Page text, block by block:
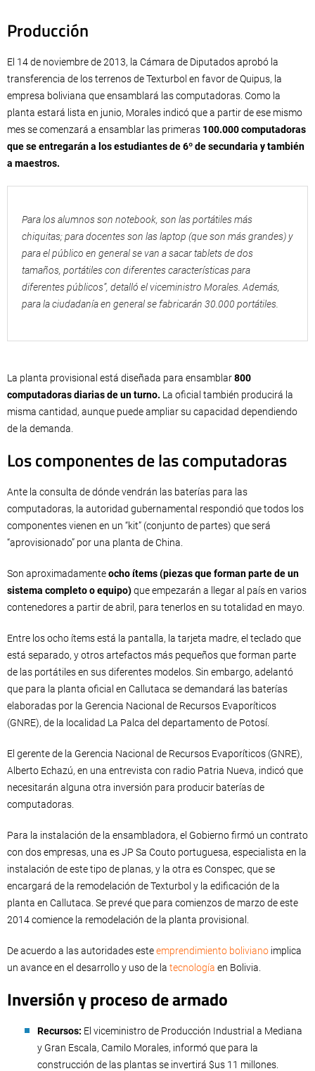
Producción
El 14 de noviembre de 2013, la Cámara de Diputados aprobó la
transferencia de los terrenos de Texturbol en favor de Quipus, la
empresa boliviana que ensamblará las computadoras. Como la
planta estará lista en junio, Morales indicó que a partir de ese mismo
mes se comenzará a ensamblar las primeras 100.000 computadoras
que se entregarán a los estudiantes de 6º de secundaria y también
a maestros.
Para los alumnos son notebook, son las portátiles más
chiquitas; para docentes son las laptop (que son más grandes) y
para el público en general se van a sacar tablets de dos
tamaños, portátiles con diferentes características para
diferentes públicos”, detalló el viceministro Morales. Además,
para la ciudadanía en general se fabricarán 30.000 portátiles.
La planta provisional está diseñada para ensamblar800
computadoras diarias de un turno. La oficial también producirá la
misma cantidad, aunque puede ampliar su capacidad dependiendo
de la demanda.
Los componentes de las computadoras
Ante la consulta de dónde vendrán las baterías para las
computadoras, la autoridad gubernamental respondió que todos los
componentes vienen en un “kit” (conjunto de partes) que será
“aprovisionado” por una planta de China.
Son aproximadamenteocho ítems (piezas que forman parte de un
sistema completo o equipo)que empezarán a llegar al país en varios
contenedores a partir de abril, para tenerlos en su totalidad en mayo.
Entre los ocho ítems está la pantalla, la tarjeta madre, el teclado que
está separado, y otros artefactos más pequeños que forman parte
de las portátiles en sus diferentes modelos. Sin embargo, adelantó
que para la planta oficial en Callutaca se demandará las baterías
elaboradas por la Gerencia Nacional de Recursos Evaporíticos
(GNRE), de la localidad La Palca del departamento de Potosí.
El gerente de la Gerencia Nacional de Recursos Evaporíticos (GNRE),
Alberto Echazú, en una entrevista con radio Patria Nueva, indicó que
necesitarán alguna otra inversión para producir baterías de
computadoras.
Para la instalación de la ensambladora, el Gobierno firmó un contrato
con dos empresas, una es JP Sa Couto portuguesa, especialista en la
instalación de este tipo de planas, y la otra es Conspec, que se
encargará de la remodelación de Texturbol y la edificación de la
planta en Callutaca. Se prevé que para comienzos de marzo de este
2014 comience la remodelación de la planta provisional.
De acuerdo a las autoridades esteemprendimiento boliviano implica
un avance en el desarrollo y uso de la tecnología en Bolivia.
Inversión y proceso de armado
Recursos: El viceministro de Producción Industrial a Mediana
y Gran Escala, Camilo Morales, informó que para la
construcción de las plantas se invertirá $us 11 millones.